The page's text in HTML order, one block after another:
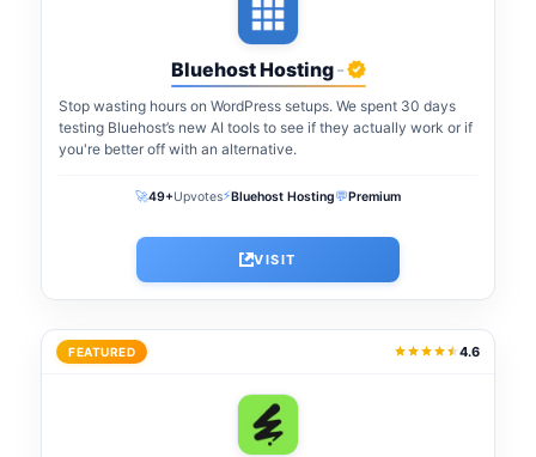
Bluehost Hosting-
Stop wasting hours on WordPress setups. We spent 30 days
testing Bluehost’s new AI tools to see if they actually work or if
you're better off with an alternative.
🚀49+Upvotes⚡Bluehost Hosting💬Premium
VISIT
FEATURED 4.6